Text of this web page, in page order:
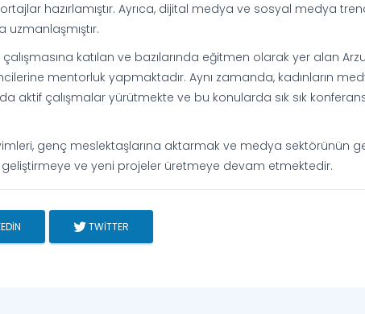
hazırlamıştır. Ayrıca, dijital medya ve sosyal medya
katılan ve bazılarında eğitmen olarak yer alan Arzu
mentorluk yapmaktadır. Aynı zamanda, kadınların
aktif çalışmalar yürütmekte ve bu konularda sık sık
genç meslektaşlarına aktarmak ve medya sektörünün
ve yeni projeler üretmeye devam etmektedir.
TWITTER